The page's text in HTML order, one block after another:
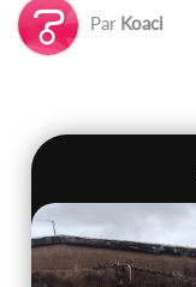
Par Koaci